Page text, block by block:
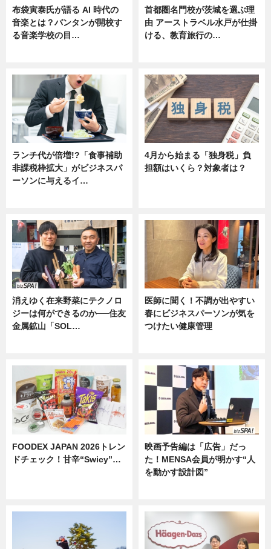
布袋寅泰氏が語る AI 時代の
音楽とは？バンタンが開校す
る音楽学校の目…
首都圏名門校が茨城を選ぶ理
由 アーストラベル水戸が仕掛
ける、教育旅行の…
ランチ代が倍増!?「食事補助
非課税枠拡大」がビジネスパ
ーソンに与えるイ…
4月から始まる「独身税」負
担額はいくら？対象者は？
消えゆく在来野菜にテクノロ
ジーは何ができるのか──住友
金属鉱山「SOL…
医師に聞く！不調が出やすい
春にビジネスパーソンが気を
つけたい健康管理
FOODEX JAPAN 2026トレン
ドチェック！甘辛“Swicy”…
映画予告編は「広告」だっ
た！MENSA会員が明かす“人
を動かす設計図”